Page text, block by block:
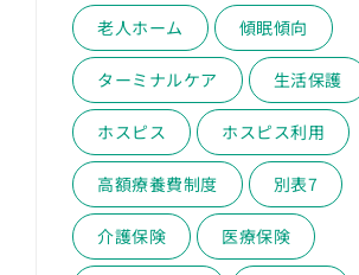
老人ホーム 傾眠傾向
ターミナルケア 生活保護
ホスピス ホスピス利用
高額療養費制度 別表7
介護保険 医療保険